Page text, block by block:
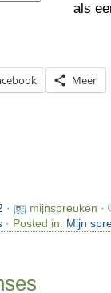
als
Meer
·
mijnspreuken ·
· Posted in: Mijn